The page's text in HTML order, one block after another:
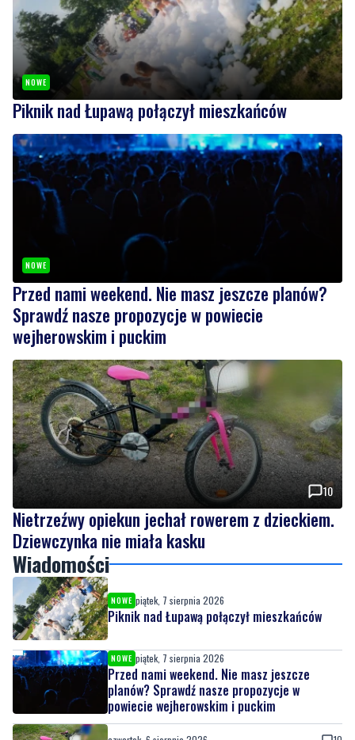
NOWE
Piknik nad Łupawą połączył mieszkańców
NOWE
Przed nami weekend. Nie masz jeszcze planów?
Sprawdź nasze propozycje w powiecie
wejherowskim i puckim
10
Nietrzeźwy opiekun jechał rowerem z dzieckiem.
Dziewczynka nie miała kasku
Wiadomości
NOWE piątek, 7 sierpnia 2026
Piknik nad Łupawą połączył mieszkańców
NOWE piątek, 7 sierpnia 2026
Przed nami weekend. Nie masz jeszcze
planów? Sprawdź nasze propozycje w
powiecie wejherowskim i puckim